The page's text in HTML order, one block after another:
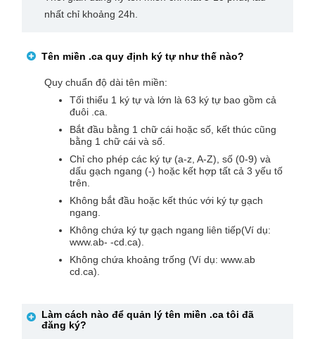
nhất chỉ khoảng 24h.
Tên miền .caquy định ký tự như thế nào?
Quy chuẩn độ dài tên miền:
Tối thiểu 1 ký tự và lớn là 63 ký tự bao gồm cả
đuôi .ca.
Bắt đầu bằng 1 chữ cái hoặc số, kết thúc cũng
bằng 1 chữ cái và số.
Chỉ cho phép các ký tự (a-z, A-Z), số (0-9) và
dấu gạch ngang (-) hoặc kết hợp tất cả 3 yếu tố
trên.
Không bắt đầu hoặc kết thúc với ký tự gạch
ngang.
Không chứa ký tự gạch ngang liên tiếp(Ví dụ:
www.ab- -cd.ca).
Không chứa khoảng trống (Ví dụ: www.ab
cd.ca).
Làm cách nào để quản lý tên miền .catôi đã
đăng ký?